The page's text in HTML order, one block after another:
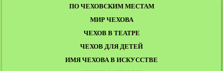
ПО ЧЕХОВСКИМ МЕСТАМ
МИР ЧЕХОВА
ЧЕХОВ В ТЕАТРЕ
ЧЕХОВ ДЛЯ ДЕТЕЙ
ИМЯ ЧЕХОВА В ИСКУССТВЕ